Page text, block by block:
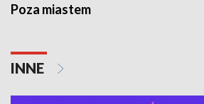
Poza miastem
INNE